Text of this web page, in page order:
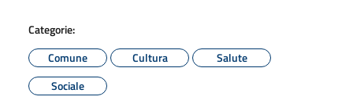
Categorie:
Comune
Cultura
Salute
Sociale